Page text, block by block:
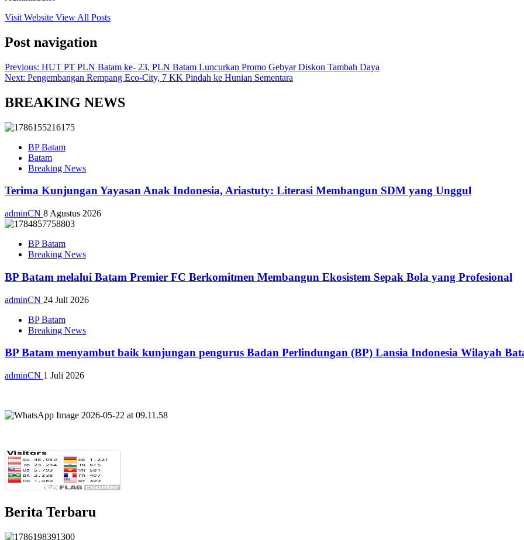
Visit Website View All Posts
Post navigation
Previous: HUT PT PLN Batam ke- 23, PLN Batam Luncurkan Promo Gebyar Diskon Tambah Daya
Next: Pengembangan Rempang Eco-City, 7 KK Pindah ke Hunian Sementara
BREAKING NEWS
BP Batam
Batam
Breaking News
Terima Kunjungan Yayasan Anak Indonesia, Ariastuty: Literasi Membangun SDM yang Unggul
adminCN 8 Agustus 2026
BP Batam
Breaking News
BP Batam melalui Batam Premier FC Berkomitmen Membangun Ekosistem Sepak Bola yang Profesional
adminCN 24 Juli 2026
BP Batam
Breaking News
BP Batam menyambut baik kunjungan pengurus Badan Perlindungan (BP) Lansia Indonesia Wilayah
adminCN 1 Juli 2026
Berita Terbaru